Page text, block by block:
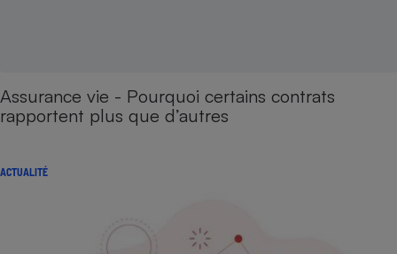
Assurance vie - Pourquoi certains contrats
rapportent plus que d’autres
ACTUALITÉ